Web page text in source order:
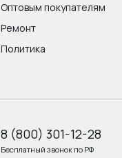
Оптовым покупателям
Ремонт
Политика
8 (800) 301-12-28
Бесплатный звонок по РФ